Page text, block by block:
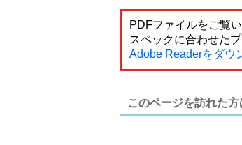
PDFファイルをご覧
スペックに合わせた
Adobe Readerをダウ
このページを訪れた